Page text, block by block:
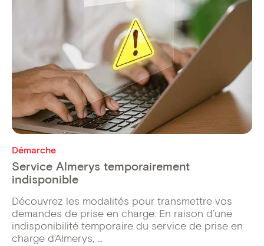
Démarche
Service Almerys temporairement
indisponible
Découvrez les modalités pour transmettre vos
demandes de prise en charge. En raison d’une
indisponibilité temporaire du service de prise en
charge d’Almerys, ...